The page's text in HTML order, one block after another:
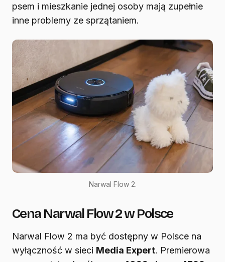
psem i mieszkanie jednej osoby mają zupełnie
inne problemy ze sprzątaniem.
Narwal Flow 2.
Cena Narwal Flow 2 w Polsce
Narwal Flow 2 ma być dostępny w Polsce na
wyłączność w sieci Media Expert. Premierowa